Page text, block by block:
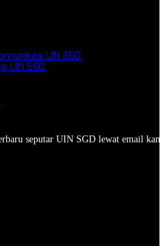
UIN SGD
UIN SGD
seputar UIN SGD lewat email